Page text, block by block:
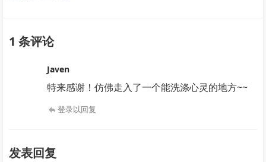
1 条评论
Javen
特来感谢！仿佛走入了一个能洗涤心灵的地方~~
登录以回复
发表回复